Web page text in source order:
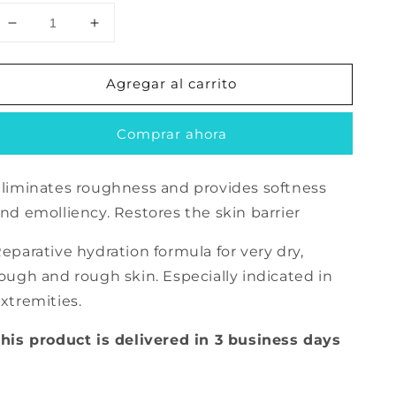
Reducir
para
Rx
Aumentar
para
Ureadin
Rx
100ml
Agregar al carrito
Comprar ahora
roughness and provides softness
emolliency. Restores the skin barrier
hydration formula for very dry,
and rough skin. Especially indicated in
product is delivered in 3 business days